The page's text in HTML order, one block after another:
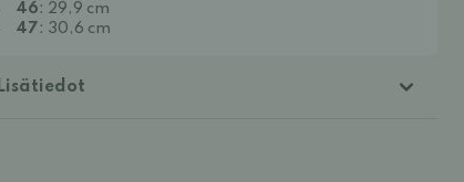
46 : 29,9 cm
47 : 30,6 cm
Lisätiedot